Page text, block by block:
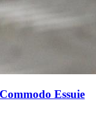
Essuie